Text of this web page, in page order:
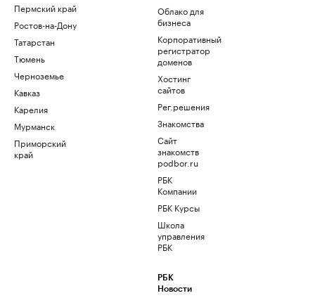
Пермский край
Ростов-на-Дону
Татарстан
Тюмень
Черноземье
Кавказ
Карелия
Мурманск
Приморский
край
Облако для
бизнеса
Корпоративный
регистратор
доменов
Хостинг
сайтов
Рег.решения
Знакомства
Сайт
знакомств
podbor.ru
РБК
Компании
РБК Курсы
Школа
управления
РБК
РБК
Новости